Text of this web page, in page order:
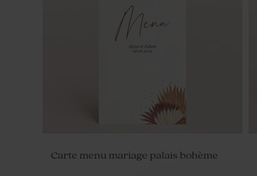
Carte menu mariage palais bohème